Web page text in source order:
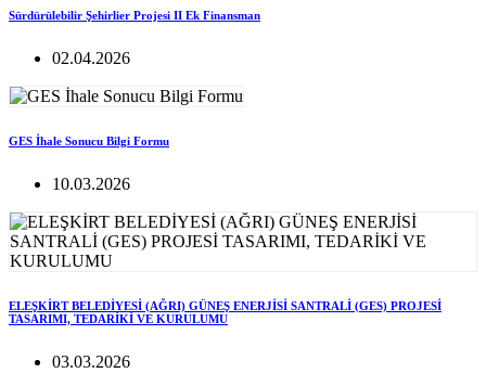
Sürdürülebilir Şehirlier Projesi II Ek Finansman
02.04.2026
GES İhale Sonucu Bilgi Formu
10.03.2026
ELEŞKİRT BELEDİYESİ (AĞRI) GÜNEŞ ENERJİSİ SANTRALİ (GES) PROJESİ
TASARIMI, TEDARİKİ VE KURULUMU
03.03.2026